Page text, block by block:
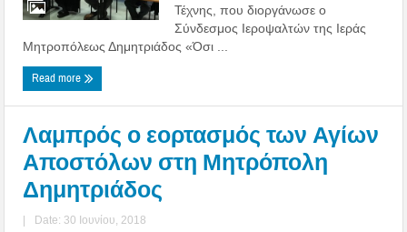
Τέχνης, που διοργάνωσε ο
Σύνδεσμος Ιεροψαλτών της Ιεράς
Μητροπόλεως Δημητριάδος «Όσι ...
Read more
Λαμπρός ο εορτασμός των Αγίων
Αποστόλων στη Μητρόπολη
Δημητριάδος
| Date: 30 Ιουνίου, 2018